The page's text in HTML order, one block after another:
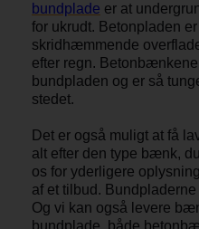
bundplade er at
for ukrudt. Betonpladen
skridhæmmende
efter regn.
bundpladen og er så
stedet.
Det er også muligt at få
alt efter den type bænk,
os for yderligere
af et tilbud.
Og vi kan også levere